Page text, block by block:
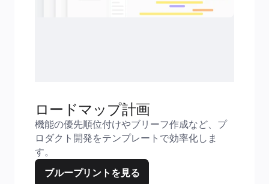
ロードマップ計画
機能の優先順位付けやブリーフ作成など、プ
ロダクト開発をテンプレートで効率化しま
す。
ブループリントを見る